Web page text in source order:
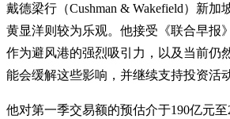
戴德梁行（Cushman & Wakefield）新加
黄显洋则较为乐观。他接受《联合早报
作为避风港的强烈吸引力，以及当前仍
能会缓解这些影响，并继续支持投资活
他对第一季交易额的预估介于190亿元